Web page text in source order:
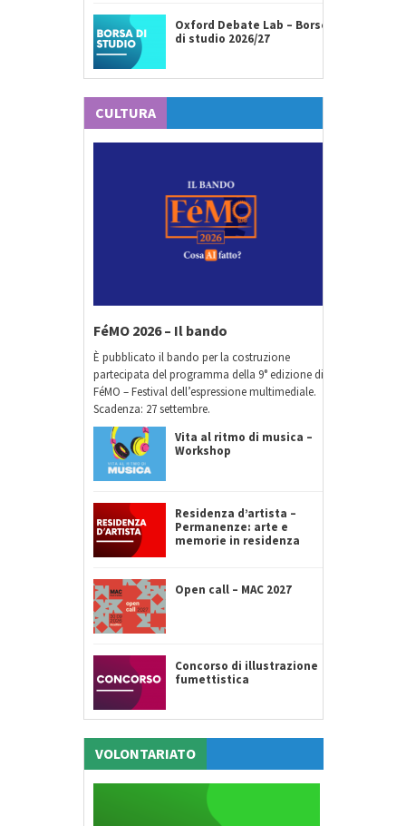
Oxford Debate Lab – Borse
di studio 2026/27
CULTURA
FéMO 2026 – Il bando
È pubblicato il bando per la costruzione
partecipata del programma della 9° edizione di
FéMO – Festival dell’espressione multimediale.
Scadenza: 27 settembre.
Vita al ritmo di musica –
Workshop
Residenza d’artista –
Permanenze: arte e
memorie in residenza
Open call – MAC 2027
Concorso di illustrazione
fumettistica
VOLONTARIATO